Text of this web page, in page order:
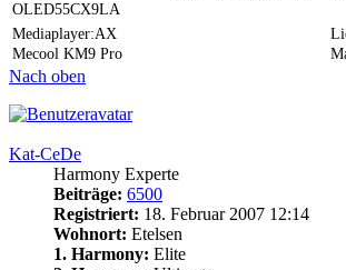
OLED55CX9LA
Mediaplayer:AX
Mecool KM9 Pro
Nach oben
Kat-CeDe
Harmony Experte
Beiträge: 6500
Registriert: 18. Februar 2007 12:14
Wohnort: Etelsen
1. Harmony: Elite